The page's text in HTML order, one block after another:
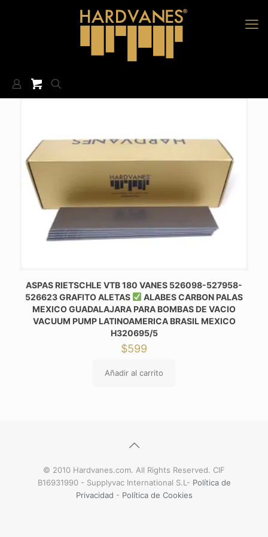
ASPAS RIETSCHLE VTB 180 VANES 526098-527958-
526623 GRAFITO ALETAS
ALABES CARBON PALAS
MEXICO GUADALAJARA PARA BOMBAS DE VACIO
VACUUM PUMP LATINOAMERICA BRASIL MEXICO
H320695/5
$599
Añadir al carrito
© 2010 Hardvanes.com. All Rights Reserved. CIF
B16931990 - Supplyvac International S.L- Política de
Privacidad - Política de Cookies